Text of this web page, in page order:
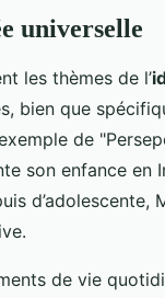
universelle
les thèmes de l’
bien que
de
son enfance en
d’adolescente,
de vie